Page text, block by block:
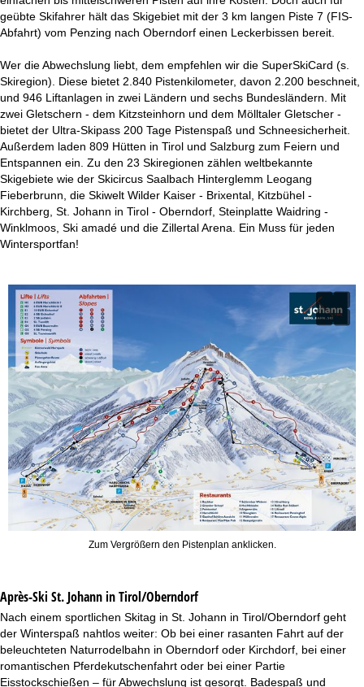
geübte Skifahrer hält das Skigebiet mit der 3 km langen Piste 7 (FIS-
Abfahrt) vom Penzing nach Oberndorf einen Leckerbissen bereit.
Wer die Abwechslung liebt, dem empfehlen wir die SuperSkiCard (s.
Skiregion). Diese bietet 2.840 Pistenkilometer, davon 2.200 beschneit,
und 946 Liftanlagen in zwei Ländern und sechs Bundesländern. Mit
zwei Gletschern - dem Kitzsteinhorn und dem Mölltaler Gletscher -
bietet der Ultra-Skipass 200 Tage Pistenspaß und Schneesicherheit.
Außerdem laden 809 Hütten in Tirol und Salzburg zum Feiern und
Entspannen ein. Zu den 23 Skiregionen zählen weltbekannte
Skigebiete wie der Skicircus Saalbach Hinterglemm Leogang
Fieberbrunn, die Skiwelt Wilder Kaiser - Brixental, Kitzbühel -
Kirchberg, St. Johann in Tirol - Oberndorf, Steinplatte Waidring -
Winklmoos, Ski amadé und die Zillertal Arena. Ein Muss für jeden
Wintersportfan!
Zum Vergrößern den Pistenplan anklicken.
Après-Ski St. Johann in Tirol/Oberndorf
Nach einem sportlichen Skitag in St. Johann in Tirol/Oberndorf geht
der Winterspaß nahtlos weiter: Ob bei einer rasanten Fahrt auf der
beleuchteten Naturrodelbahn in Oberndorf oder Kirchdorf, bei einer
romantischen Pferdekutschenfahrt oder bei einer Partie
Eisstockschießen – für Abwechslung ist gesorgt. Badespaß und